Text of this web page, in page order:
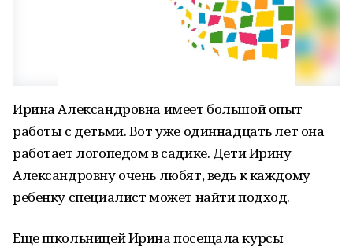
Ирина Александровна имеет большой опыт
работы с детьми. Вот уже одиннадцать лет она
работает логопедом в садике. Дети Ирину
Александровну очень любят, ведь к каждому
ребенку специалист может найти подход.
Еще школьницей Ирина посещала курсы